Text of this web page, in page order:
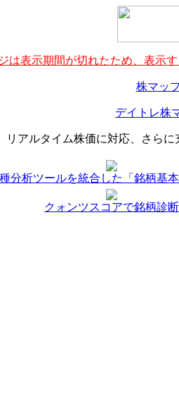
は表示期間が切れたため、表示
株マッ
デイトレ株
リアルタイム株価に対応、さら
分析ツールを統合した「銘柄基
クォンツスコアで銘柄診断